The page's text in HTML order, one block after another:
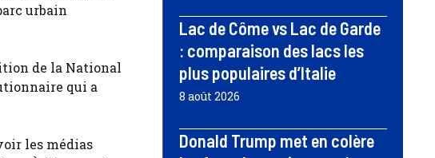
urbain
de la National
qui a
les médias
Lac de Côme vs Lac de Garde
: comparaison des lacs les
plus populaires d’Italie
8 août 2026
Donald Trump met en colère